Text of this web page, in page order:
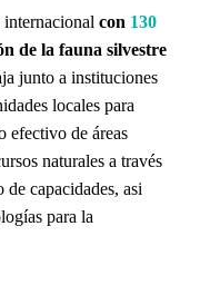
con 130
de la fauna silvestre
junto a instituciones
locales para
efectivo de áreas
naturales a través
capacidades, asi
para la